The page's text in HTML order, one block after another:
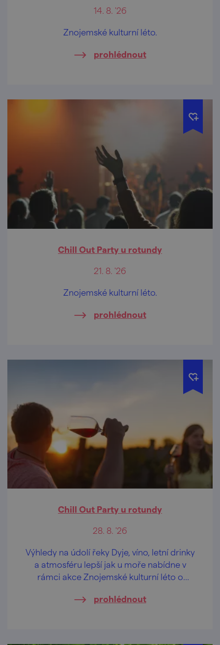
14. 8. '26
Znojemské kulturní léto.
prohlédnout
Chill Out Party u rotundy
21. 8. '26
Znojemské kulturní léto.
prohlédnout
Chill Out Party u rotundy
28. 8. '26
Výhledy na údolí řeky Dyje, víno, letní drinky
a atmosféru lepší jak u moře nabídne v
rámci akce Znojemské kulturní léto o
u rotundy sv. Kateřiny v historickém centru
prohlédnout